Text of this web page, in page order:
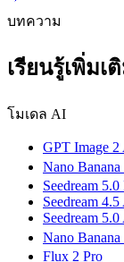
บทความ
เรียนรู้เพิ่มเ
โมเดล AI
GPT Image 2
Nano
Seedream
Seedream
Seedream
Nano
Flux 2 Pro